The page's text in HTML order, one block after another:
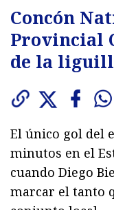
Concón
Provincial
de la
El único gol del
minutos en el
cuando Diego
marcar el tanto